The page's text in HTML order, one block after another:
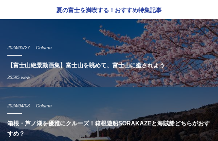
夏の富士を満喫する！おすすめ特集記事
2024/05/27 Column
【富士山絶景動画集】富士山を眺めて、富士山に癒されよう
33595 view
2024/04/08 Column
箱根・芦ノ湖を優雅にクルーズ！箱根遊船SORAKAZEと海賊船どちらがおす
すめ？